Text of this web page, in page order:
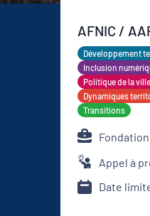
AFNIC /
Développement
Inclusion
Politique de la ville
Dynamiques
Transitions
Fondation
Appel à
Date